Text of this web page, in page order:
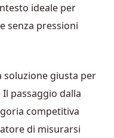
ideale per
senza pressioni
soluzione giusta per
passaggio dalla
competitiva
di misurarsi